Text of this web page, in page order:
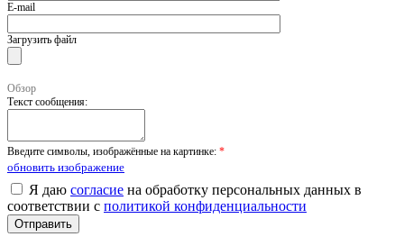
E-mail
Загрузить файл
Обзор
Текст сообщения:
Введите символы, изображённые на картинке: *
обновить изображение
Я даю согласие на обработку персональных данных в
соответствии с политикой конфиденциальности